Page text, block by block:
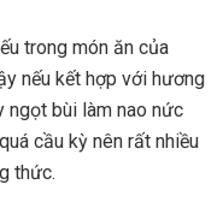
trong món ăn của
nếu kết hợp với hương
ngọt bùi làm nao nức
cầu kỳ nên rất nhiều
thức.